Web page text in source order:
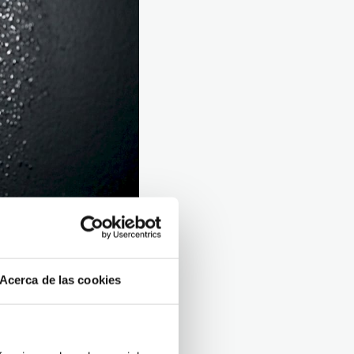
Acerca de las cookies
zonas más